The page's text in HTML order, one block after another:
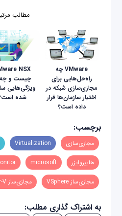
مطالب
VMware چه
راه‌حل‌هایی برای
مجازی‌سازی شبکه در
اختیار سازمان‌ها قرار
داده است؟
NSX
چیست و چه
ویژگی‌هایی
شده
برچسب:
مجازی‌سازی Virtualization
هایپروایزر microsoft
مجازی‌ساز VSphere مجازی‌ساز Hyper-V
به اشتراک گذاری مطلب: